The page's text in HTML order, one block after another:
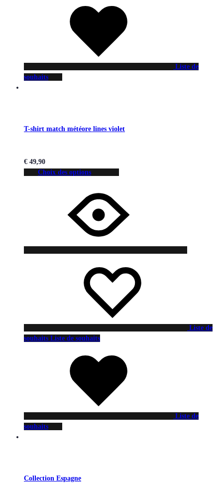
Liste de
souhaits
T-shirt match météore lines violet
€ 49,90
Choix des options
Liste de
souhaits Liste de souhaits
Liste de
souhaits
Collection Espagne